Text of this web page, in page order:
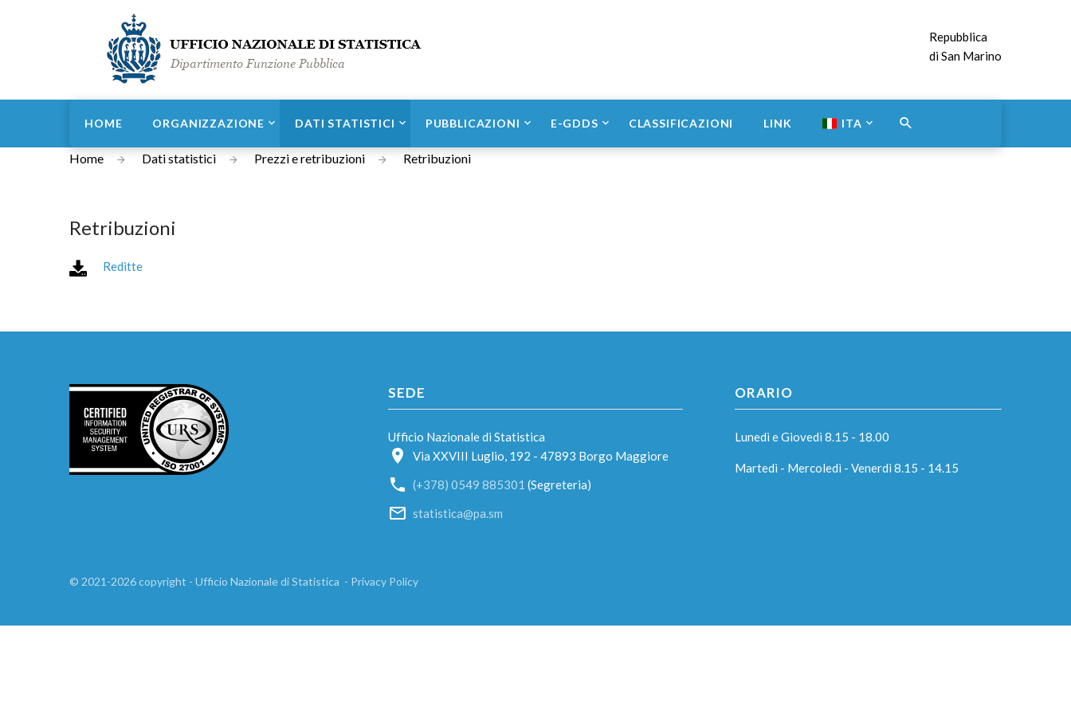
Repubblica
di San Marino
HOME ORGANIZZAZIONE DATI STATISTICI PUBBLICAZIONI E-GDDS CLASSIFICAZIONI LINK ITA
Home Dati statistici Prezzi e retribuzioni Retribuzioni
Retribuzioni
Reditte
ORARIO
Lunedì e Giovedì 8.15 - 18.00
Martedì - Mercoledì - Venerdì 8.15 - 14.15
SEDE
Ufficio Nazionale di Statistica
Via XXVIII Luglio, 192 - 47893 Borgo Maggiore
(+378) 0549 885301 (Segreteria)
statistica@pa.sm
© 2021-2026copyright - Ufficio Nazionale di Statistica - Privacy Policy